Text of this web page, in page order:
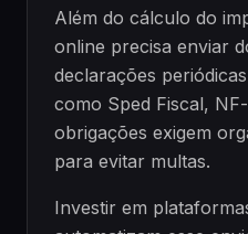
Além do cálculo do
online precisa enviar
declarações
como Sped Fiscal,
obrigações exigem
para evitar multas.
Investir em